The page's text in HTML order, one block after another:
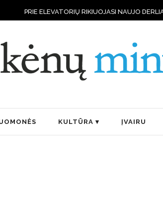
RIKIUOJASI NAUJO DERLIAUS VILKSTINĖS
KULTŪRA ĮVAIRU